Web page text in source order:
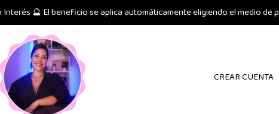
🔮 El beneficio se aplica automáticamente eligiendo el medio de
CREAR CUENTA